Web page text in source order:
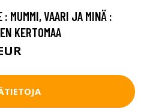
: MUMMI, VAARI JA MINÄ :
KERTOMAA